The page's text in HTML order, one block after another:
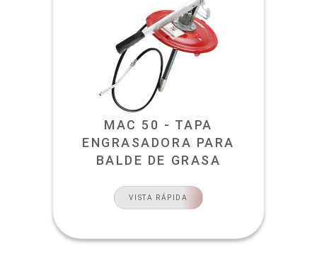
MAC 50 - TAPA
ENGRASADORA PARA
BALDE DE GRASA
VISTA RÁPIDA